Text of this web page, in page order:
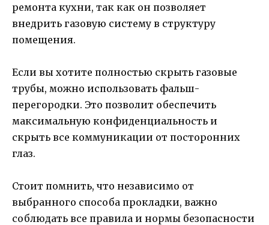
ремонта кухни, так как он позволяет
внедрить газовую систему в структуру
помещения.
Если вы хотите полностью скрыть газовые
трубы, можно использовать фальш-
перегородки. Это позволит обеспечить
максимальную конфиденциальность и
скрыть все коммуникации от посторонних
глаз.
Стоит помнить, что независимо от
выбранного способа прокладки, важно
соблюдать все правила и нормы безопасности